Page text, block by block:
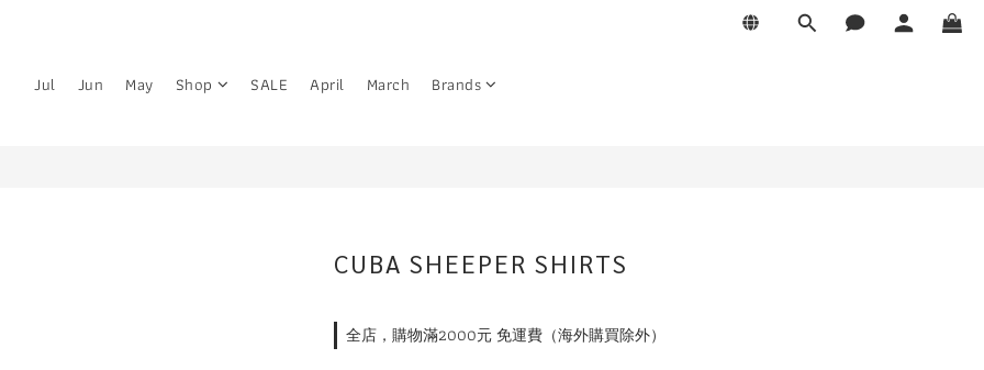
Jul Jun May Shop SALE April March Brands
CUBA SHEEPER SHIRTS
全店，購物滿2000元 免運費（海外購買除外）